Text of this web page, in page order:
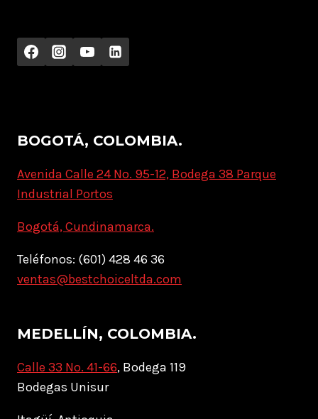
BOGOTÁ, COLOMBIA.
Avenida Calle 24 No. 95-12, Bodega 38 Parque
Industrial Portos
Bogotá, Cundinamarca.
Teléfonos: (601) 428 46 36
ventas@bestchoiceltda.com
MEDELLÍN, COLOMBIA.
Calle 33 No. 41-66, Bodega 119
Bodegas Unisur